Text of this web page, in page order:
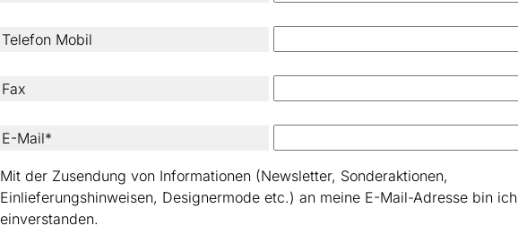
Telefon Mobil
Fax
E-Mail*
Mit der Zusendung von Informationen (Newsletter, Sonderaktionen,
Einlieferungshinweisen, Designermode etc.) an meine E-Mail-Adresse bin ich
einverstanden.